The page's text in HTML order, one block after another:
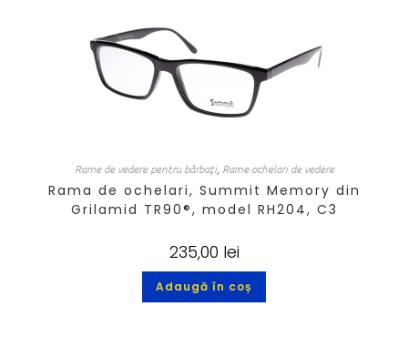
Rame de vedere pentru bărbați, Rame ochelari de vedere
Rama de ochelari, Summit Memory din
Grilamid TR90®, model RH204, C3
235,00 lei
Adaugă în coș